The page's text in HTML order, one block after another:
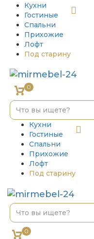
Кухни
Гостиные
Спальни
Прихожие
Лофт
Под старину
0
Кухни
Гостиные
Спальни
Прихожие
Лофт
Под старину
0